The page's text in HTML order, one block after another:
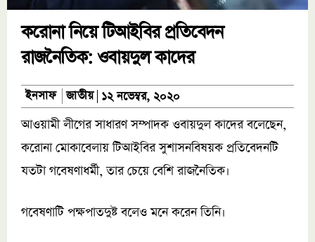
করোনা নিয়ে টিআইবির প্রতিবেদন
রাজনৈতিক: ওবায়দুল কাদের
ইনসাফ জাতীয় ১২ নভেম্বর, ২০২০
আওয়ামী লীগের সাধারণ সম্পাদক ওবায়দুল কাদের বলেছেন,
করোনা মোকাবেলায় টিআইবির সুশাসনবিষয়ক প্রতিবেদনটি
যতটা গবেষণাধর্মী, তার চেয়ে বেশি রাজনৈতিক।
গবেষণাটি পক্ষপাতদুষ্ট বলেও মনে করেন তিনি।